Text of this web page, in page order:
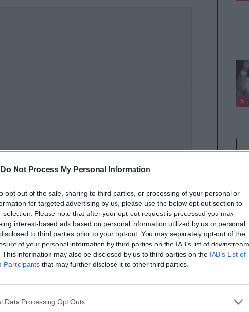
Do Not Process My Personal Information
opt-out of the sale, sharing to third parties, or processing of your personal or
for targeted advertising by us, please use the below opt-out section to
selection. Please note that after your opt-out request is processed you may
interest-based ads based on personal information utilized by us or personal
to third parties prior to your opt-out. You may separately opt-out of the
of your personal information by third parties on the IAB’s list of downstream
This information may also be disclosed by us to third parties on the IAB’s List of
Participants that may further disclose it to other third parties.
Data Processing Opt Outs
5